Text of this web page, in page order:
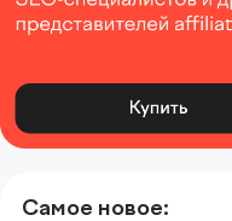
Самое новое: